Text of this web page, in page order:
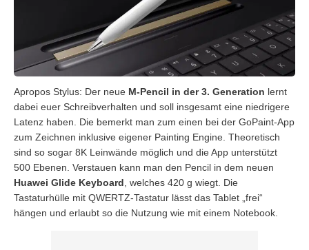
Apropos Stylus: Der neue M-Pencil in der 3. Generation lernt
dabei euer Schreibverhalten und soll insgesamt eine niedrigere
Latenz haben. Die bemerkt man zum einen bei der GoPaint-App
zum Zeichnen inklusive eigener Painting Engine. Theoretisch
sind so sogar 8K Leinwände möglich und die App unterstützt
500 Ebenen. Verstauen kann man den Pencil in dem neuen
Huawei Glide Keyboard, welches 420 g wiegt. Die
Tastaturhülle mit QWERTZ-Tastatur lässt das Tablet „frei“
hängen und erlaubt so die Nutzung wie mit einem Notebook.